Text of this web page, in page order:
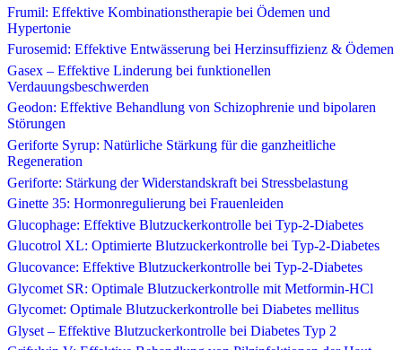
Frumil: Effektive Kombinationstherapie bei Ödemen und
Hypertonie
Furosemid: Effektive Entwässerung bei Herzinsuffizienz & Ödemen
Gasex – Effektive Linderung bei funktionellen
Verdauungsbeschwerden
Geodon: Effektive Behandlung von Schizophrenie und bipolaren
Störungen
Geriforte Syrup: Natürliche Stärkung für die ganzheitliche
Regeneration
Geriforte: Stärkung der Widerstandskraft bei Stressbelastung
Ginette 35: Hormonregulierung bei Frauenleiden
Glucophage: Effektive Blutzuckerkontrolle bei Typ-2-Diabetes
Glucotrol XL: Optimierte Blutzuckerkontrolle bei Typ-2-Diabetes
Glucovance: Effektive Blutzuckerkontrolle bei Typ-2-Diabetes
Glycomet SR: Optimale Blutzuckerkontrolle mit Metformin-HCl
Glycomet: Optimale Blutzuckerkontrolle bei Diabetes mellitus
Glyset – Effektive Blutzuckerkontrolle bei Diabetes Typ 2